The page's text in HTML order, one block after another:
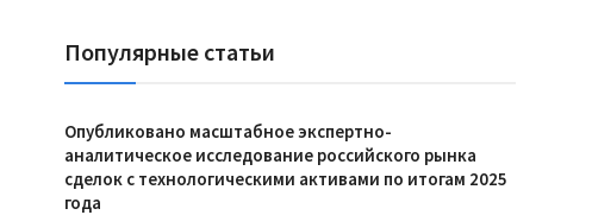
Популярные статьи
Опубликовано масштабное экспертно-
аналитическое исследование российского рынка
сделок с технологическими активами по итогам 2025
года